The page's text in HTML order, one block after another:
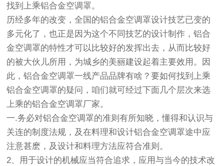
找到上乘铝合金空调罩。
历经多年的改变，全国的铝合金空调罩设计技艺已变的
多元化了，也正是因为这个不同技艺的设计制作，铝合
金空调罩的特性才可以比较好的发挥出去，从而比较好
的被大伙儿所用，为城乡的美丽建设起着主要效用。因
此，铝合金空调罩一线产品品牌有啥？要如何找到上乘
铝合金空调罩的疑问，咱们就可经过下面几个层次来选
上乘的铝合金空调罩厂家。
一.务必对铝合金空调罩的准则有所知晓，懂得和认识与
关连的制度法规，及在料理和设计铝合金空调罩途中应
注意甚麽，及设计和料理方法应符合准则。
2、用于设计的机械应当符合追求，应用与当今的技术改